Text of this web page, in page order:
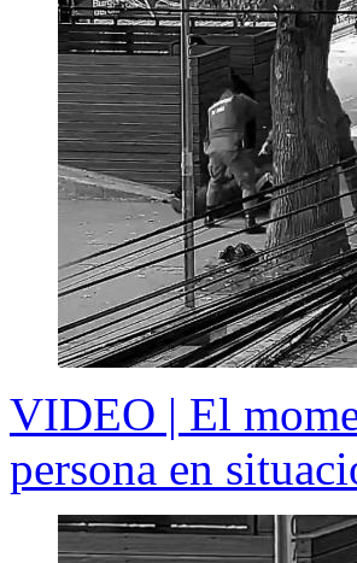
VIDEO | El
persona en